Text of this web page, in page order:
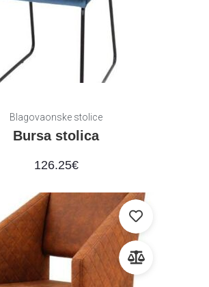
Blagovaonske stolice
Bursa stolica
126.25€